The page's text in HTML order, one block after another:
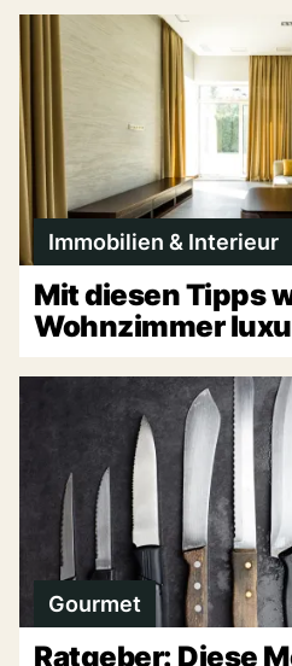
Immobilien & Interieur
Mit diesen Tipps
Wohnzimmer
Gourmet
Ratgeber: Diese